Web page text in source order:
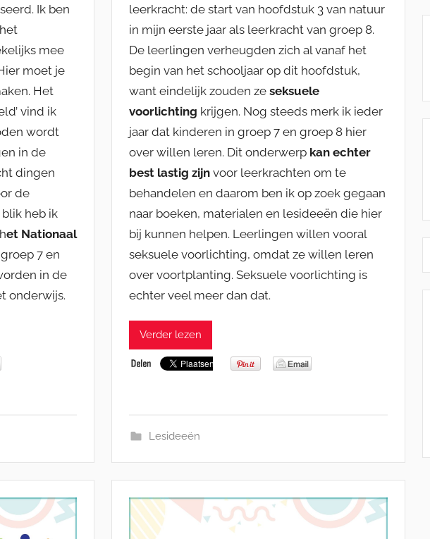
Ik ben
mee
moet je
Het
vind ik
wordt
in de
dingen
de
heb ik
et Nationaal
7 en
in de
onderwijs.
leerkracht: de start van hoofdstuk 3 van natuur
in mijn eerste jaar als leerkracht van groep 8.
De leerlingen verheugden zich al vanaf het
begin van het schooljaar op dit hoofdstuk,
want eindelijk zouden zeseksuele
voorlichting krijgen. Nog steeds merk ik ieder
jaar dat kinderen in groep 7 en groep 8 hier
over willen leren. Dit onderwerp kan echter
best lastig zijn voor leerkrachten om te
behandelen en daarom ben ik op zoek gegaan
naar boeken, materialen en lesideeën die hier
bij kunnen helpen. Leerlingen willen vooral
seksuele voorlichting, omdat ze willen leren
over voortplanting. Seksuele voorlichting is
echter veel meer dan dat.
Verder lezen
Lesideeën